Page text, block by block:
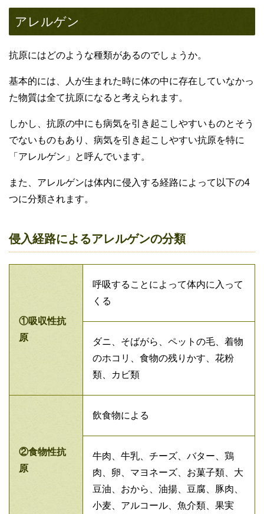
アレルゲン
抗原にはどのような種類があるのでしょうか。
基本的には、人が生まれた時に体の中に存在していなかっ
た物質は全て抗原になると考えられます。
しかし、抗原の中にも病気を引き起こしやすいものとそう
でないものもあり、病気を引き起こしやすい抗原を特に
「アレルゲン」と呼んでいます。
また、アレルゲンは体内に侵入する経路によって以下の4
つに分類されます。
侵入経路によるアレルゲンの分類
①吸収性抗
原
呼吸することによって体内に入って
くる
ダニ、そばがら、ペットの毛、着物
のホコリ、食物の残りかす、花粉
類、カビ類
②食物性抗
原
飲食物による
牛肉、牛乳、チーズ、バター、鶏
肉、卵、マヨネーズ、お菓子類、大
豆油、おから、油揚、豆腐、豚肉、
小麦、アルコール、魚介類、果実